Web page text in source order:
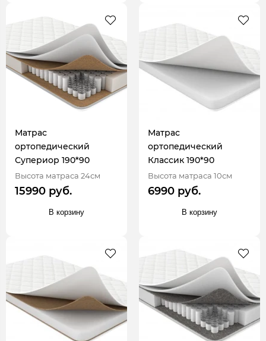
Матрас
ортопедический
Супериор 190*90
Высота матраса 24см
15990 руб.
В корзину
Матрас
ортопедический
Классик 190*90
Высота матраса 10см
6990 руб.
В корзину